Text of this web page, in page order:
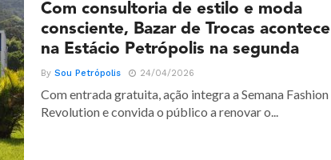
Com consultoria de estilo e moda
consciente, Bazar de Trocas acontece
na Estácio Petrópolis na segunda
BySou Petrópolis 24/04/2026
Com entrada gratuita, ação integra a Semana Fashion
Revolution e convida o público a renovar o...